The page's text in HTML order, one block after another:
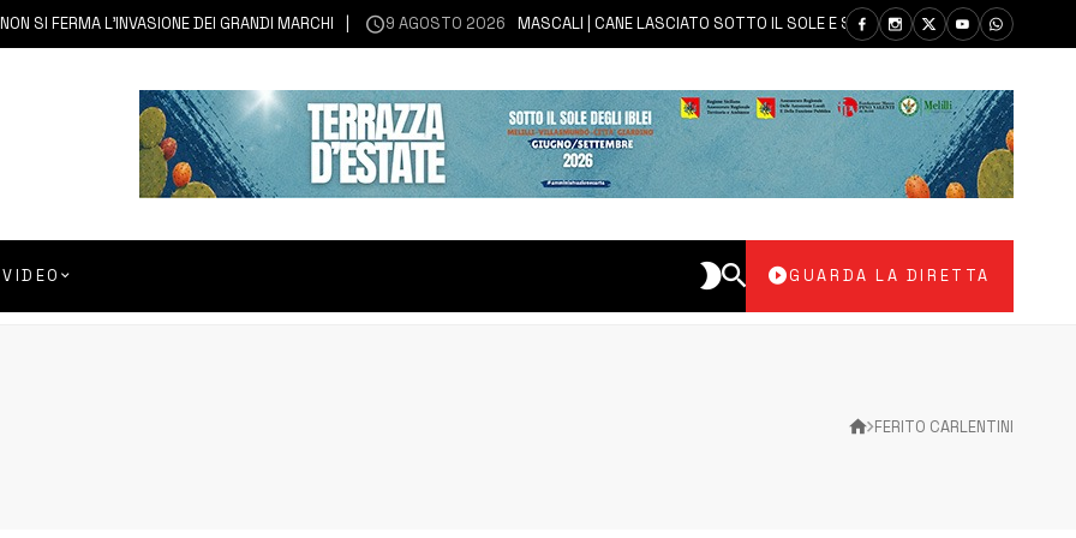
FERMA L’INVASIONE DEI GRANDI MARCHI 9 AGOSTO 2026 MASCALI | CANE LASCIATO SOTTO IL SOLE E SENZA ACQUA: CARABINIERI
VIDEO GUARDA LA DIRETTA
FERITO CARLENTINI